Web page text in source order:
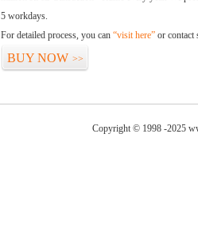
5 workdays.
For detailed process, you can “visit here” or contact
BUY NOW >>
Copyright © 1998 -2025